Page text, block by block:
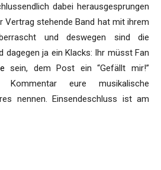
dabei herausgesprungen
Vertrag stehende Band hat mit ihrem
und deswegen sind die
dagegen ja ein Klacks: Ihr müsst Fan
sein, dem Post ein “Gefällt mir!”
eure musikalische
nennen. Einsendeschluss ist am